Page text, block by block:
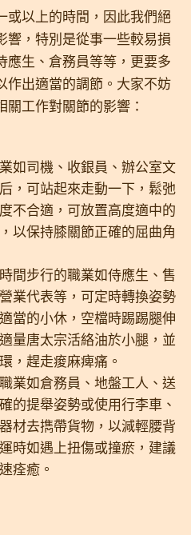
或以上的時間，因此我們絕
響，特別是從事一些較易損
應生、倉務員等等，更要多
作出適當的調節 。大家不妨
工作對關節的影響：
如司機、收銀員、辦公室文
，可站起來走動一下，鬆弛
不合適，可放置高度適中的
以保持膝關節正確的屈曲角
間步行的職業如侍應生、售
業代表等，可定時轉換姿勢
當的小休，空檔時踢踢腿伸
量唐太宗活絡油於小腿，並
，趕走痠麻痺痛。
業如倉務員、地盤工人、送
的提舉姿勢或使用行李車、
材去擕帶貨物，以減輕腰背
時如遇上扭傷或撞瘀，建議
痊癒。